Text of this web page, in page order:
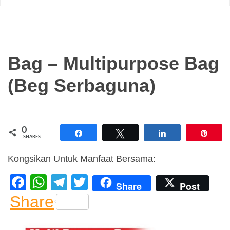
Bag – Multipurpose Bag
(Beg Serbaguna)
0
SHARES
Kongsikan Untuk Manfaat Bersama:
F
a
c
W
h
at
T
el
e
T
wi
tt
Share Post
Share